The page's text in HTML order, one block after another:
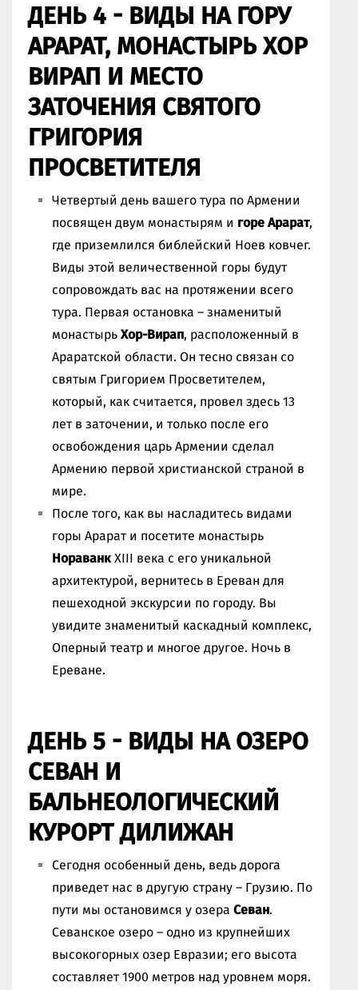
ДЕНЬ 4 - ВИДЫ НА ГОРУ
АРАРАТ, МОНАСТЫРЬ ХОР
ВИРАП И МЕСТО
ЗАТОЧЕНИЯ СВЯТОГО
ГРИГОРИЯ
ПРОСВЕТИТЕЛЯ
Четвертый день вашего тура по Армении
посвящен двум монастырям и горе Арарат,
где приземлился библейский Ноев ковчег.
Виды этой величественной горы будут
сопровождать вас на протяжении всего
тура. Первая остановка – знаменитый
монастырь Хор-Вирап, расположенный в
Араратской области. Он тесно связан со
святым Григорием Просветителем,
который, как считается, провел здесь 13
лет в заточении, и только после его
освобождения царь Армении сделал
Армению первой христианской страной в
мире.
После того, как вы насладитесь видами
горы Арарат и посетите монастырь
Нораванк XIII века с его уникальной
архитектурой, вернитесь в Ереван для
пешеходной экскурсии по городу. Вы
увидите знаменитый каскадный комплекс,
Оперный театр и многое другое. Ночь в
Ереване.
ДЕНЬ 5 - ВИДЫ НА ОЗЕРО
СЕВАН И
БАЛЬНЕОЛОГИЧЕСКИЙ
КУРОРТ ДИЛИЖАН
Сегодня особенный день, ведь дорога
приведет нас в другую страну – Грузию. По
пути мы остановимся у озера Севан.
Севанское озеро – одно из крупнейших
высокогорных озер Евразии; его высота
составляет 1900 метров над уровнем моря.